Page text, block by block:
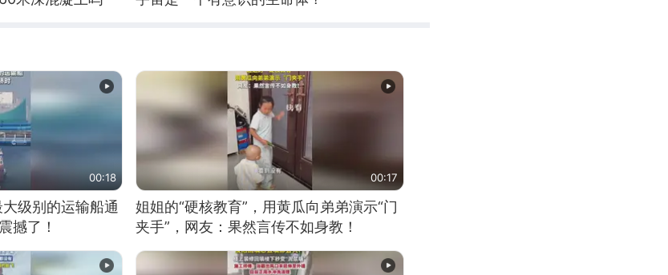
00:18
级别的运输船通
撼了！
00:17
姐姐的“硬核教育”，用黄瓜向弟弟演示“门
夹手”，网友：果然言传不如身教！